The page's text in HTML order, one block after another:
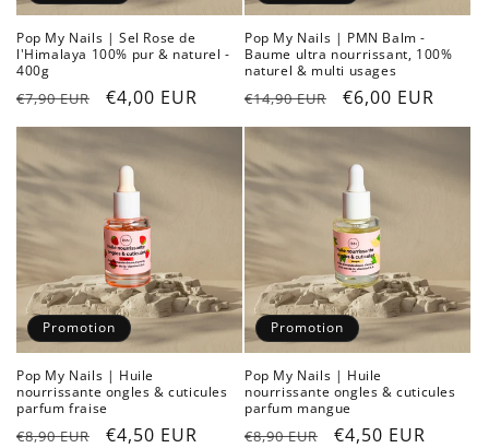
Pop My Nails | Sel Rose de
l'Himalaya 100% pur & naturel -
400g
Prix
habituel
€7,90 EUR
Prix
promotionnel
€4,00 EUR
Pop My Nails | PMN Balm -
Baume ultra nourrissant, 100%
naturel & multi usages
Prix
habituel
€14,90 EUR
Prix
promotionnel
€6,00 EUR
Promotion
Pop My Nails | Huile
nourrissante ongles & cuticules
parfum fraise
Prix
€8,90 EUR
Prix
€4,50 EUR
Promotion
Pop My Nails | Huile
nourrissante ongles & cuticules
parfum mangue
Prix
€8,90 EUR
Prix
€4,50 EUR